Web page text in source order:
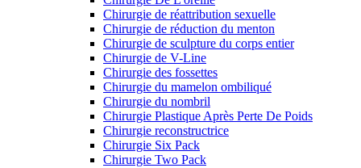
Chirurgie de réattribution sexuelle
Chirurgie de réduction du menton
Chirurgie de sculpture du corps entier
Chirurgie de V-Line
Chirurgie des fossettes
Chirurgie du mamelon ombiliqué
Chirurgie du nombril
Chirurgie Plastique Après Perte De Poids
Chirurgie reconstructrice
Chirurgie Six Pack
Chirurgie Two Pack